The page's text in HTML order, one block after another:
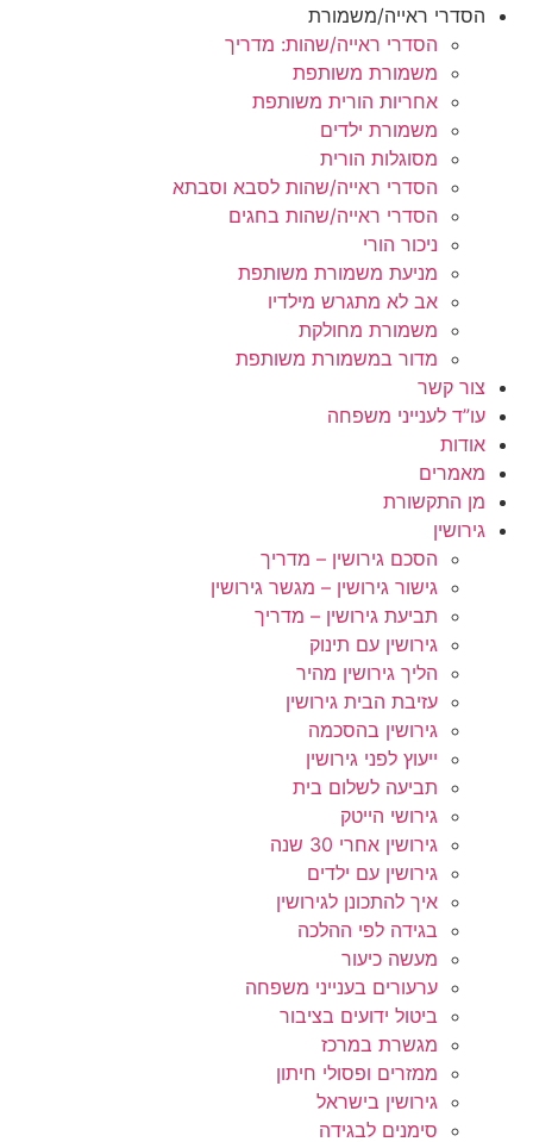
הסדרי ראייה/משמורת
הסדרי ראייה/שהות: מדריך
משמורת משותפת
אחריות הורית משותפת
משמורת ילדים
מסוגלות הורית
הסדרי ראייה/שהות לסבא וסבתא
הסדרי ראייה/שהות בחגים
ניכור הורי
מניעת משמורת משותפת
אב לא מתגרש מילדיו
משמורת מחולקת
מדור במשמורת משותפת
צור קשר
עו”ד לענייני משפחה
אודות
מאמרים
מן התקשורת
גירושין
הסכם גירושין – מדריך
גישור גירושין – מגשר גירושין
תביעת גירושין – מדריך
גירושין עם תינוק
הליך גירושין מהיר
עזיבת הבית גירושין
גירושין בהסכמה
ייעוץ לפני גירושין
תביעה לשלום בית
גירושי הייטק
גירושין אחרי 30 שנה
גירושין עם ילדים
איך להתכונן לגירושין
בגידה לפי ההלכה
מעשה כיעור
ערעורים בענייני משפחה
ביטול ידועים בציבור
מגשרת במרכז
ממזרים ופסולי חיתון
גירושין בישראל
סימנים לבגידה